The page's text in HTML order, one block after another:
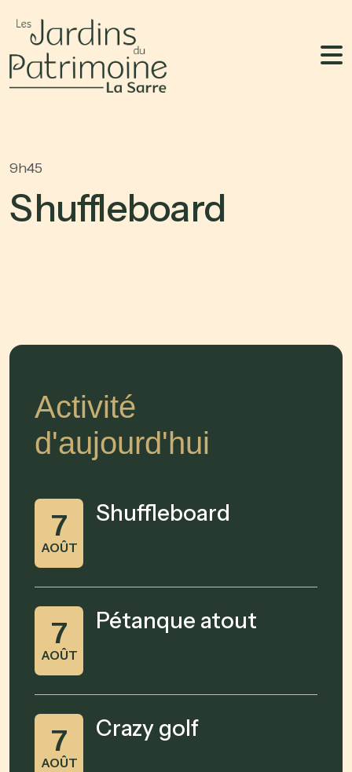
9h45
Shuffleboard
Activité
d'aujourd'hui
7
AOÛT
Shuffleboard
7
AOÛT
Pétanque atout
7
AOÛT
Crazy golf